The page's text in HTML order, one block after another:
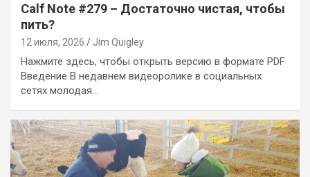
Calf Note #279 – Достаточно чистая, чтобы
пить?
12 июля, 2026 Jim Quigley
Нажмите здесь, чтобы открыть версию в формате PDF
Введение В недавнем видеоролике в социальных
сетях молодая…